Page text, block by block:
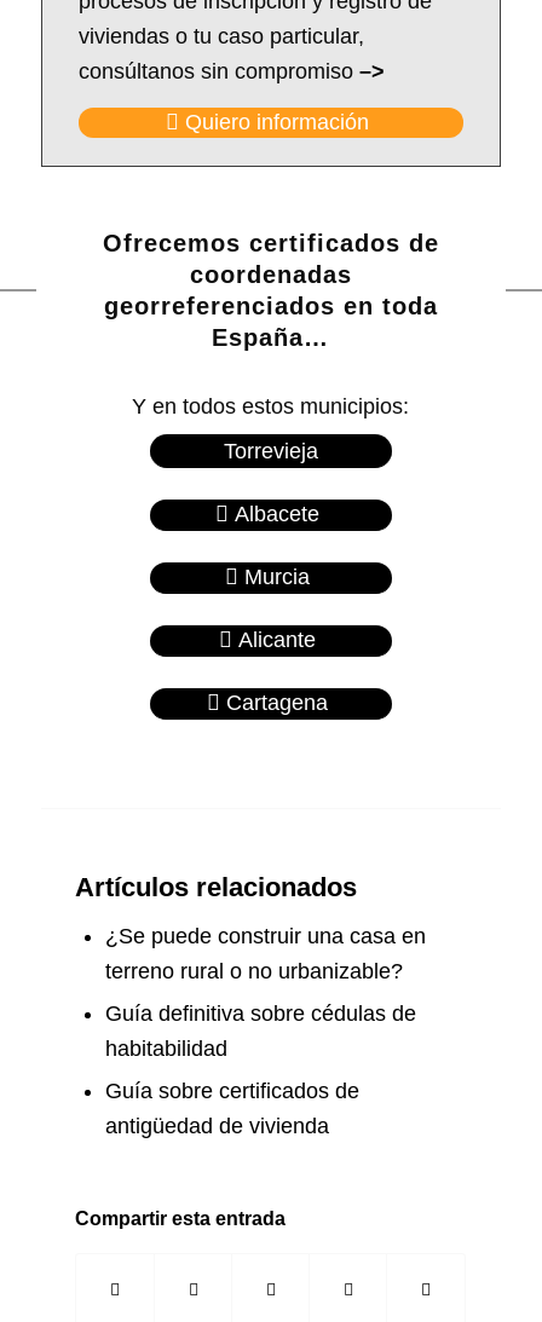
viviendas o tu caso particular,
consúltanos sin compromiso –>
Quiero información
Ofrecemos certificados de
coordenadas
georreferenciados en toda
España…
Y en todos estos municipios:
Torrevieja
Albacete
Murcia
Alicante
Cartagena
Artículos relacionados
¿Se puede construir una casa en
terreno rural o no urbanizable?
Guía definitiva sobre cédulas de
habitabilidad
Guía sobre certificados de
antigüedad de vivienda
Compartir esta entrada